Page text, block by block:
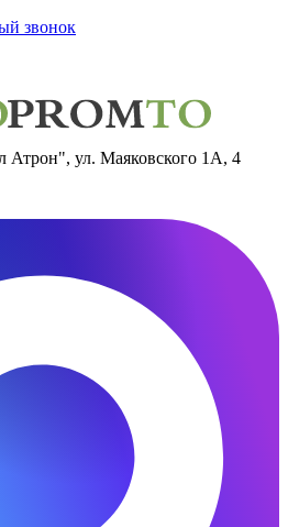
звонок
Атрон", ул. Маяковского 1А, 4